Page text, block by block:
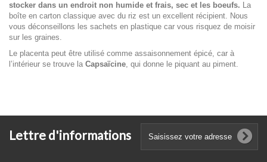
stocker dans un endroit non humide et frais, sec et les boeufs. La
boîte en carton classique avec du riz est un excellent récipient. Nous
vous déconseillons les sachets en plastique car vous risquez de moisir
sur les graines.
Le placenta peut être utilisé comme assaisonnement épicé, car à
l’intérieur se trouve la Capsaïcine, qui donne le piquant au piment.
Lettre d'informations